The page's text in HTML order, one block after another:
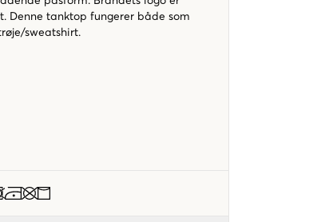
Denne tanktop fungerer både som
sweatshirt.